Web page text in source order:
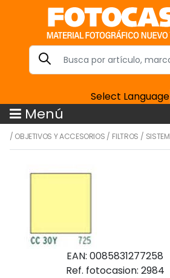
Select Language
Menú
/ OBJETIVOS Y ACCESORIOS / FILTROS /
EAN: 0085831277258
Ref. fotocasion: 2984